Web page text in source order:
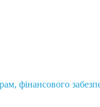
фінансового